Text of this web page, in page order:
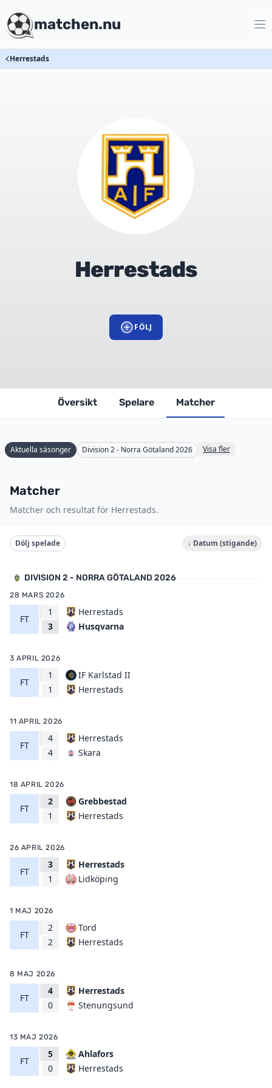
matchen.nu
Herrestads
Herrestads
FÖLJ
Översikt Spelare Matcher
Aktuella säsonger Division 2 - Norra Götaland 2026 Visa fler
Matcher
Matcher och resultat för Herrestads.
Dölj spelade ↓ Datum (stigande)
DIVISION 2 - NORRA GÖTALAND 2026
28 MARS 2026
FT
1
3
Herrestads
Husqvarna
3 APRIL 2026
FT
1
1
IF Karlstad II
Herrestads
11 APRIL 2026
FT
4
4
Herrestads
Skara
18 APRIL 2026
FT
2
1
Grebbestad
Herrestads
26 APRIL 2026
FT
3
1
Herrestads
Lidköping
1 MAJ 2026
FT
2
2
Tord
Herrestads
8 MAJ 2026
FT
4
0
Herrestads
Stenungsund
13 MAJ 2026
FT
5
0
Ahlafors
Herrestads